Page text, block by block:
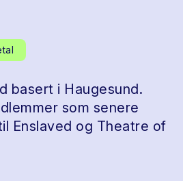
basert i Haugesund.
som senere
Enslaved og Theatre of